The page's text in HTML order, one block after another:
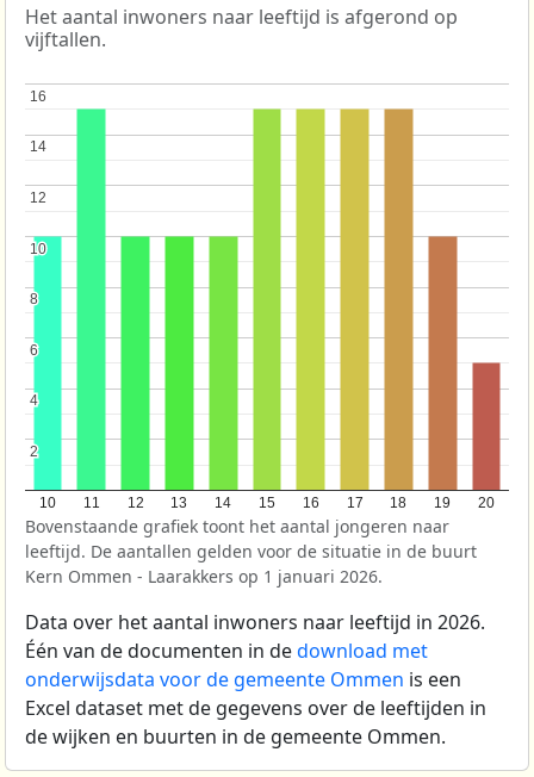
Het aantal inwoners naar leeftijd is afgerond op
vijftallen.
10 11 12 13 14 15 16 17 18 19 20
2
2
4
4
6
6
8
8
10
10
12
12
14
14
16
16
Bovenstaande grafiek toont het aantal jongeren naar
leeftijd. De aantallen gelden voor de situatie in de buurt
Kern Ommen - Laarakkers op 1 januari 2026.
Data over het aantal inwoners naar leeftijd in 2026.
Één van de documenten in dedownload met
onderwijsdata voor de gemeente Ommen is een
Excel dataset met de gegevens over de leeftijden in
de wijken en buurten in de gemeente Ommen.